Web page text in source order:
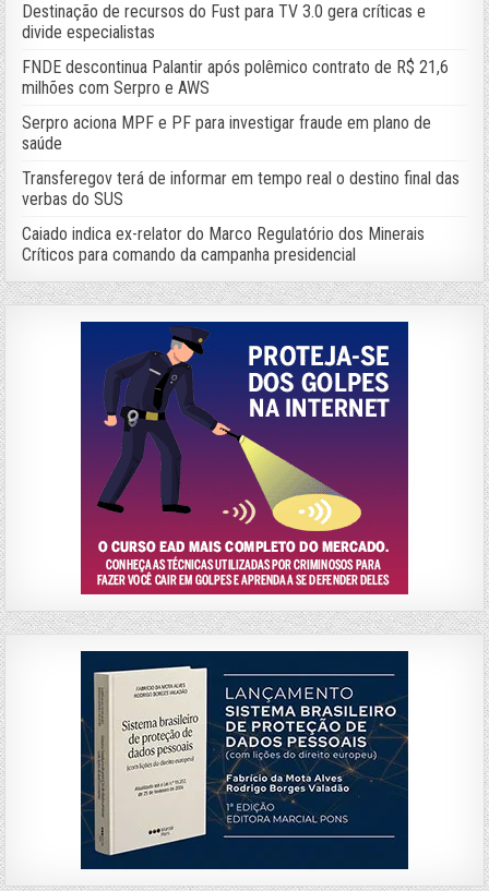
Destinação de recursos do Fust para TV 3.0 gera críticas e
divide especialistas
FNDE descontinua Palantir após polêmico contrato de R$ 21,6
milhões com Serpro e AWS
Serpro aciona MPF e PF para investigar fraude em plano de
saúde
Transferegov terá de informar em tempo real o destino final das
verbas do SUS
Caiado indica ex-relator do Marco Regulatório dos Minerais
Críticos para comando da campanha presidencial